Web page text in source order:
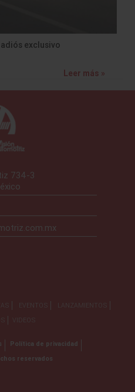
exclusivo
Leer más »
734-3
EVENTOS
LANZAMIENTOS
VIDEOS
Política de privacidad
reservados